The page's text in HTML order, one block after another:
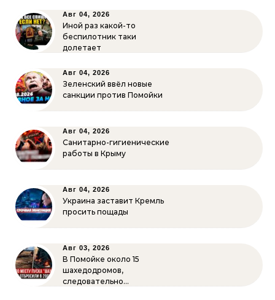
Авг 04, 2026
Иной раз какой-то
беспилотник таки
долетает
Авг 04, 2026
Зеленский ввёл новые
санкции против Помойки
Авг 04, 2026
Санитарно-гигиенические
работы в Крыму
Авг 04, 2026
Украина заставит Кремль
просить пощады
Авг 03, 2026
В Помойке около 15
шахедодромов,
следовательно…